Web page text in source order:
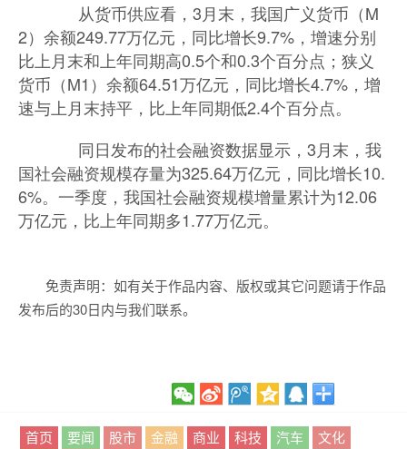
从货币供应看，3月末，我国广义货币（M
2）余额249.77万亿元，同比增长9.7%，增速分别
比上月末和上年同期高0.5个和0.3个百分点；狭义
货币（M1）余额64.51万亿元，同比增长4.7%，增
速与上月末持平，比上年同期低2.4个百分点。
同日发布的社会融资数据显示，3月末，我
国社会融资规模存量为325.64万亿元，同比增长10.
6%。一季度，我国社会融资规模增量累计为12.06
万亿元，比上年同期多1.77万亿元。
免责声明：如有关于作品内容、版权或其它问题请于作品
发布后的30日内与我们联系。
首页 要闻 股市 金融 商业 科技 汽车
文化